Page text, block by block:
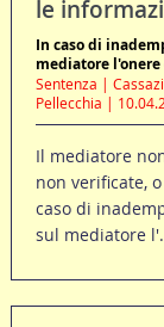
le
In caso di
mediatore
Sentenza |
Pellecchia |
Il mediatore
non verificate,
caso di
sul mediatore